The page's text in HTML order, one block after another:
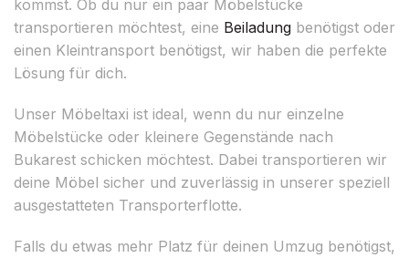
kommst. Ob du nur ein paar Möbelstücke
transportieren möchtest, eine Beiladung benötigst oder
einen Kleintransport benötigst, wir haben die perfekte
Lösung für dich.
Unser Möbeltaxi ist ideal, wenn du nur einzelne
Möbelstücke oder kleinere Gegenstände nach
Bukarest schicken möchtest. Dabei transportieren wir
deine Möbel sicher und zuverlässig in unserer speziell
ausgestatteten Transporterflotte.
Falls du etwas mehr Platz für deinen Umzug benötigst,